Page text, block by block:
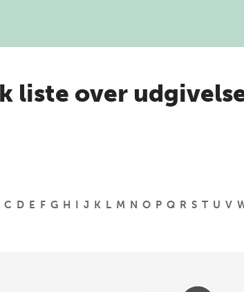
liste over
C D E F G H I J K L M N O P Q R S T U V